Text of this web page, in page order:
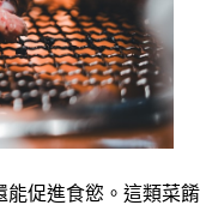
能促進食慾。這類菜餚